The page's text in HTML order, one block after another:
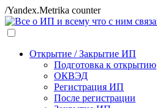
/Yandex.Metrika counter
Открытие / Закрытие ИП
Подготовка к открытию
ОКВЭД
Регистрация ИП
После регистрации